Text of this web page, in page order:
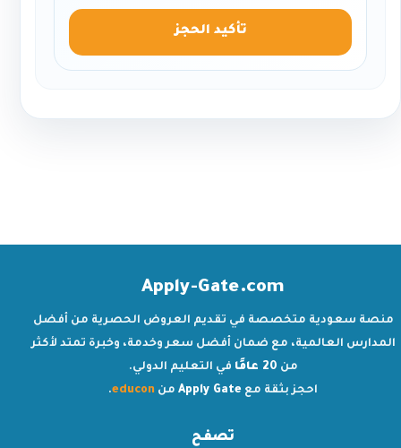
تأكيد الحجز
Apply-Gate.com
منصة سعودية متخصصة في تقديم العروض الحصرية من أفضل
المدارس العالمية، مع ضمان أفضل سعر وخدمة، وخبرة تمتد لأكثر
من 20 عامًا
في التعليم الدولي.
احجز بثقة مع Apply Gate من educon
.
تصفح